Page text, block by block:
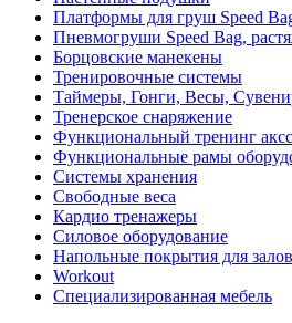
Платформы для груш Speed
Пневмогруши Speed Bag,
Борцовские манекены
Тренировочные системы
Таймеры, Гонги, Весы,
Тренерское снаряжение
Функциональный тренинг
Функциональные рамы
Системы хранения
Свободные веса
Кардио тренажеры
Силовое оборудование
Напольные покрытия для залов
Workout
Специализированная мебель